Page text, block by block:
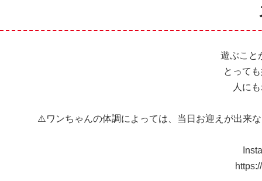
遊ぶこと
とって
人に
⚠️ワンちゃんの体調によっては、当日お迎えが出来